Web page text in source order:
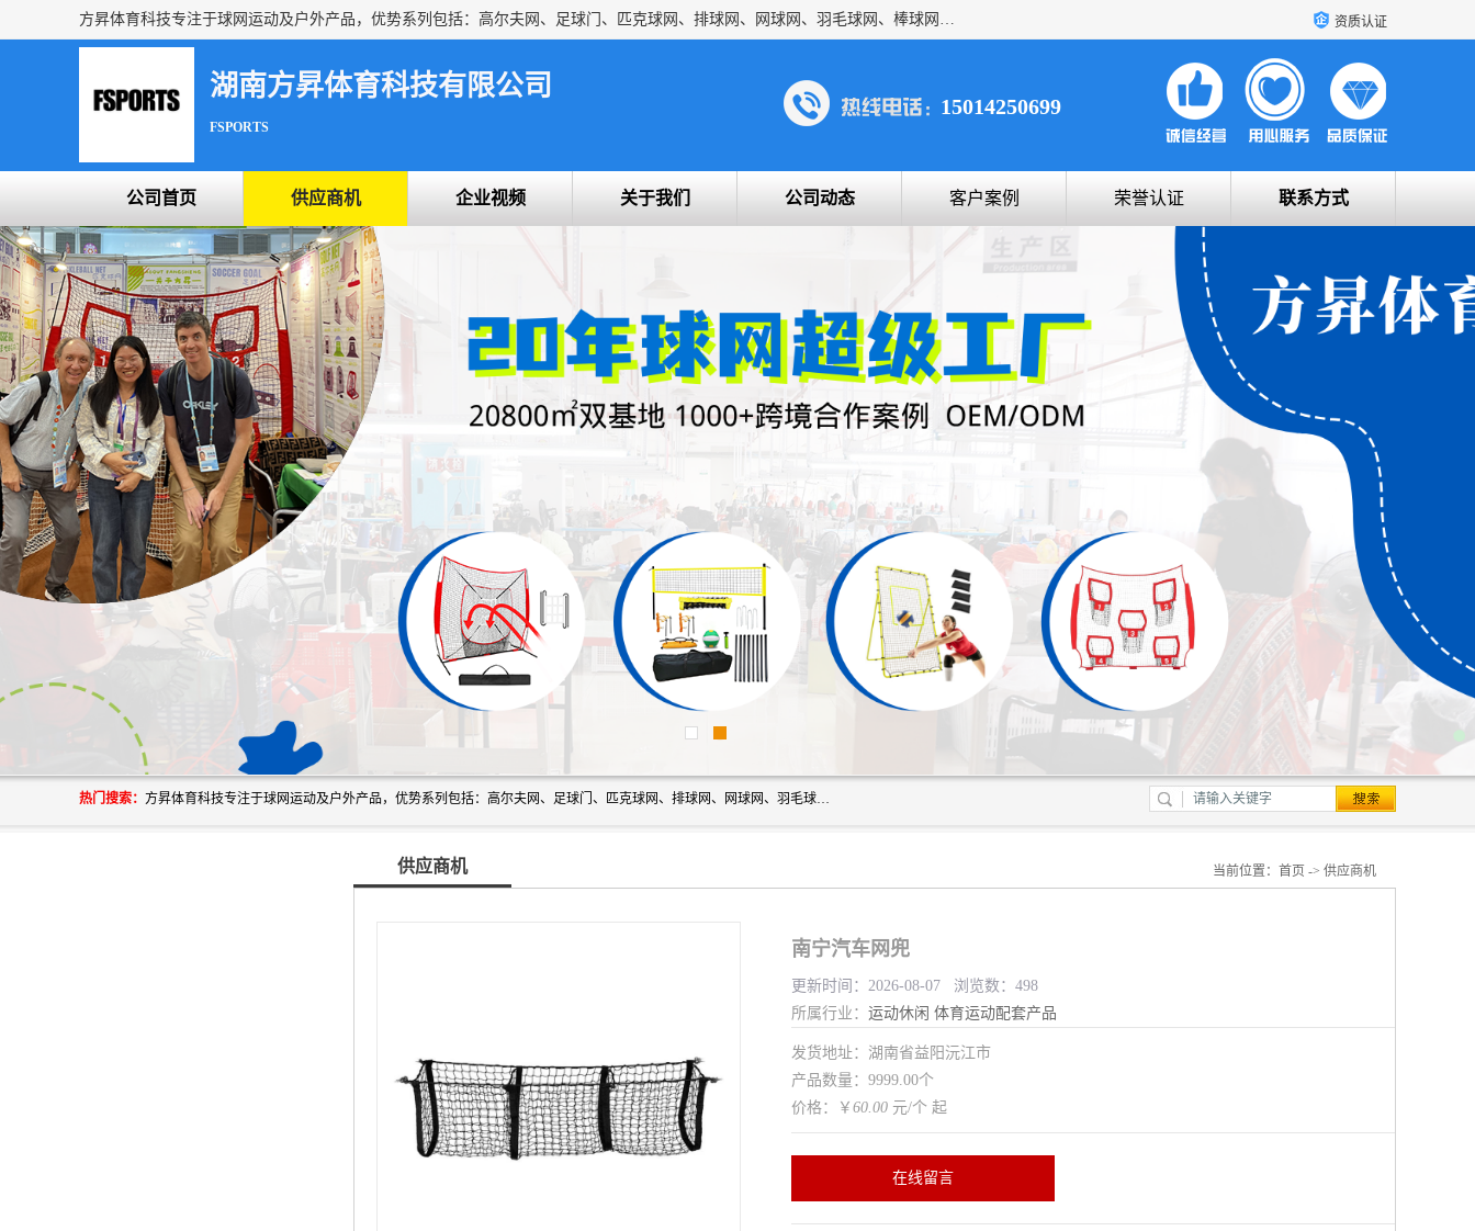
方昇体育科技专注于球网运动及户外产品，优势系列包括：高尔夫网、足球门、匹克球网、排球网、网球网、羽毛球网、棒球网、橄榄球网、乒乓球网、反弹网、冰球门、草地曲棍球门。 资质认证
湖南方昇体育科技有限公司
FSPORTS
15014250699
公司首页 供应商机 企业视频 关于我们 公司动态 客户案例 荣誉认证 联系方式
热门搜索： 方昇体育科技专注于球网运动及户外产品，优势系列包括：高尔夫网、足球门、匹克球网、排球网、网球网、羽毛球网、棒球网、橄榄球网、乒乓球网、反弹网、冰球门、草地曲棍球门。
供应商机 当前位置： 首页 -> 供应商机
南宁汽车网兜
更新时间：2026-08-07 浏览数：498
所属行业： 运动休闲 体育运动配套产品
发货地址：湖南省益阳沅江市
产品数量：9999.00个
价格：￥ 60.00 元/个 起
在线留言